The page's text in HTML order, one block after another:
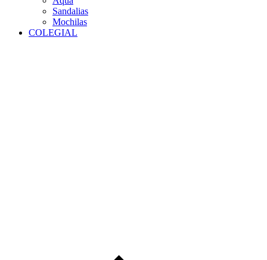
Sandalias
Mochilas
COLEGIAL